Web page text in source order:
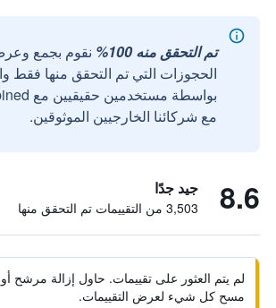
تم التحقق منه 100%
نقوم بجمع
الحجوزات التي تم التحقق منها فقط
مع شركائنا الخارجيين الموثوقين.
8.6 جيد جدًا
3,503 من التقييمات تم التحقق منها
لم يتم العثور على تقييمات. حاول إزالة مرشح أو
مسح كل شيء لعرض التقييمات.